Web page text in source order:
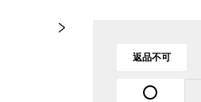
返品不可